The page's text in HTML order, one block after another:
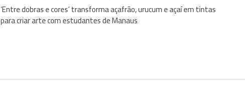
‘Entre dobras e cores’ transforma açafrão, urucum e açaí em tintas
para criar arte com estudantes de Manaus